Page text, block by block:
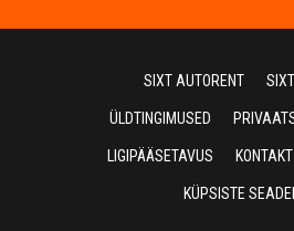
SIXT AUTORENT
ÜLDTINGIMUSED
LIGIPÄÄSETAVUS KONTAKT
KÜPSISTE